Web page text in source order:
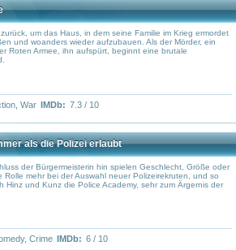
um das Haus, in dem seine Familie im Krieg ermordet
und woanders wieder aufzubauen. Als der Mörder, ein
Roten Armee, ihn aufspürt, beginnt eine brutale
War IMDb: 7.3 / 10
als die Polizei erlaubt
der Bürgermeisterin hin spielen Geschlecht, Größe oder
Rolle mehr bei der Auswahl neuer Polizeirekruten, und so
Hinz und Kunz die Police Academy, sehr zum Ärgernis der
, Crime IMDb: 6 / 10